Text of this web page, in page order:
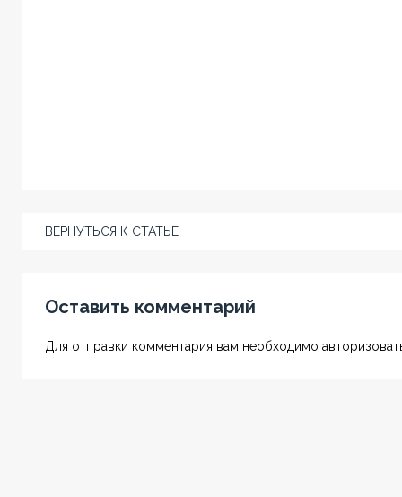
ВЕРНУТЬСЯ К СТАТЬЕ
Оставить комментарий
Для отправки комментария вам необходимо